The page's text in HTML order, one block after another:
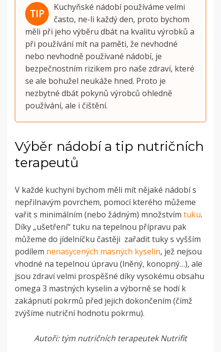
Kuchyňské nádobí používáme velmi
často, ne-li každý den, proto bychom
měli při jeho výběru dbát na kvalitu výrobků a
při používání mít na paměti, že nevhodné
nebo nevhodně používané nádobí, je
bezpečnostním rizikem pro naše zdraví, které
se ale bohužel neukáže hned. Proto je
nezbytné dbát pokynů výrobců ohledně
používání, ale i čištění.
Výběr nádobí a tip nutričních
terapeutů
V každé kuchyni bychom měli mít nějaké nádobí s
nepřilnavým povrchem, pomocí kterého můžeme
vařit s minimálním (nebo žádným) množstvím tuku.
Díky „ušetření“ tuku na tepelnou přípravu pak
můžeme do jídelníčku častěji zařadit tuky s vyšším
podílem nenasycených masných kyselin, jež nejsou
vhodné na tepelnou úpravu (lněný, konopný…), ale
jsou zdraví velmi prospěšné díky vysokému obsahu
omega 3 mastných kyselin a výborně se hodí k
zakápnutí pokrmů před jejich dokončením (čímž
zvýšíme nutriční hodnotu pokrmu).
Autoři: tým nutričních terapeutek Nutrifit